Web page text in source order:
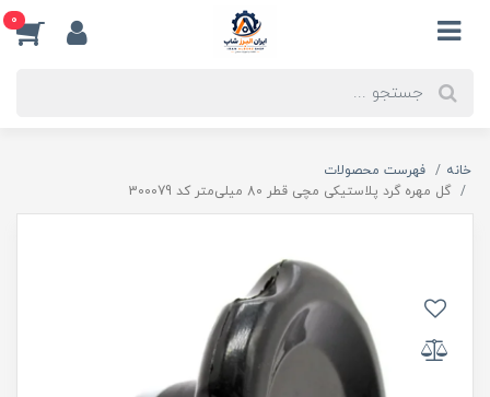
0
خانه
فهرست محصولات
گل مهره گرد پلاستیکی مچی قطر 80 میلی‌متر کد 300079